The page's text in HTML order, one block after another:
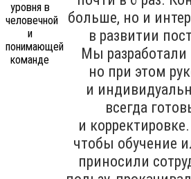
больше, но и
в развитии
Мы разработали
но при этом
и
всегда
и
чтобы обучение
приносили